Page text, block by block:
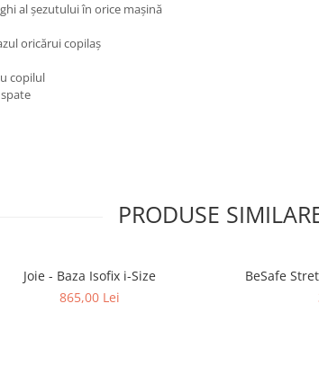
al șezutului în orice mașină
oricărui copilaș
copilul
PRODUSE
Joie - Baza Isofix i-Size
865,00 Lei
BeSafe